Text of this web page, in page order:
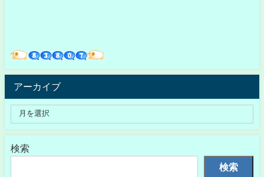
アーカイブ
検索
検索